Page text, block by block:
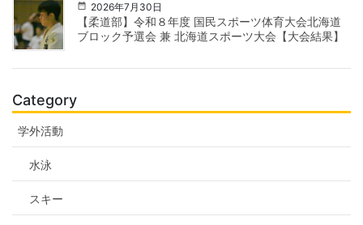
2026年7月30日
【柔道部】令和８年度 国民スポーツ体育大会北海道
ブロック予選会 兼 北海道スポーツ大会【大会結果】
Category
学外活動
水泳
スキー